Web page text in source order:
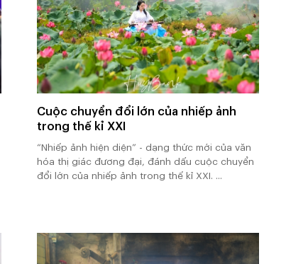
Cuộc chuyển đổi lớn của nhiếp ảnh
trong thế kỉ XXI
“Nhiếp ảnh hiện diện” - dạng thức mới của văn
hóa thị giác đương đại, đánh dấu cuộc chuyển
đổi lớn của nhiếp ảnh trong thế kỉ XXI. ...